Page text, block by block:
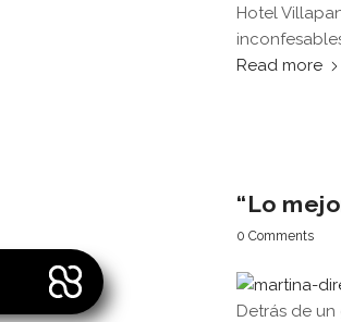
Hotel
Read more
“Lo
0 Comments
Detrás de